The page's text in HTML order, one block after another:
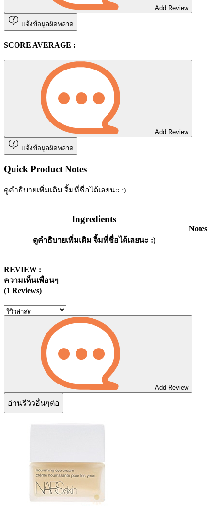
Add Review
แจ้งข้อมูลผิดพลาด
SCORE AVERAGE :
Add Review
แจ้งข้อมูลผิดพลาด
Quick Product Notes
ดูคำธิบายเพิ่มเติม จิ้มที่ชื่อได้เลยนะ :)
Ingredients
ดูคำธิบายเพิ่มเติม จิ้มที่ชื่อได้เลยนะ :)
Notes
REVIEW :
ความเห็นเพื่อนๆ
(1 Reviews)
Add Review
อ่านรีวิวอื่นๆต่อ